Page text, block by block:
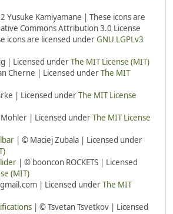
Yusuke Kamiyamane | These icons are
Commons Attribution 3.0 License
icons are licensed underGNU LGPLv3
| Licensed underThe MIT License (MIT)
Cherne | Licensed underThe MIT
| Licensed underThe MIT License
| Licensed underThe MIT License
| © Maciej Zubala | Licensed under
| © booncon ROCKETS | Licensed
(MIT)
| Licensed underThe MIT
| © Tsvetan Tsvetkov | Licensed